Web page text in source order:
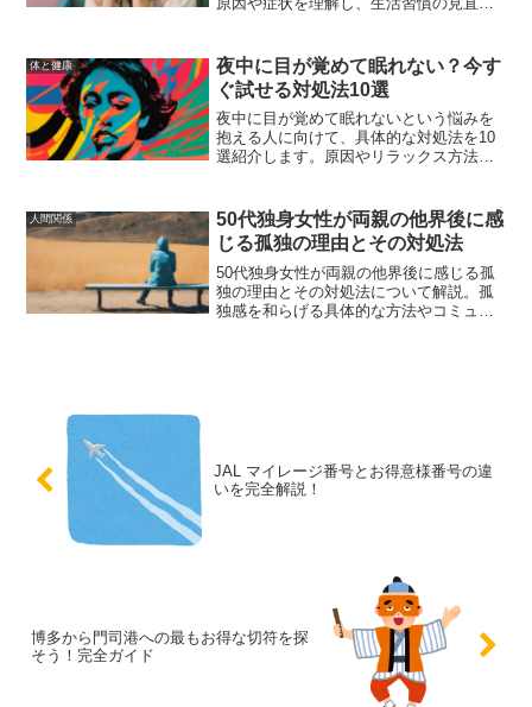
専門家のアドバイスを基にまとめまし
た。
体と健康
夜中に目が覚めて眠れない？今す
ぐ試せる対処法10選
夜中に目が覚めて眠れないという悩みを
抱える人に向けて、具体的な対処法を10
選紹介します。原因やリラックス方法、
睡眠の質を向上させるための情報を提供
します。
人間関係
50代独身女性が両親の他界後に感
じる孤独の理由とその対処法
50代独身女性が両親の他界後に感じる孤
独の理由とその対処法について解説。孤
独感を和らげる具体的な方法やコミュニ
JAL マイレージ番号とお得意様番号の違
いを完全解説！
博多から門司港への最もお得な切符を探
そう！完全ガイド